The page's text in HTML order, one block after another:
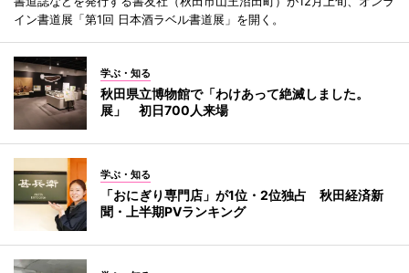
イン書道展「第1回 日本酒ラベル書道展」を開く。
学ぶ・知る
秋田県立博物館で「わけあって絶滅しました。
展」 初日700人来場
学ぶ・知る
「おにぎり専門店」が1位・2位独占 秋田経済新
聞・上半期PVランキング